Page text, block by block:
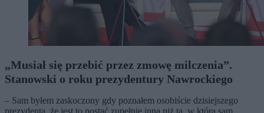
„Musiał się przebić przez zmowę milczenia”.
Stanowski o roku prezydentury Nawrockiego
– Sam byłem zaskoczony gdy poznałem osobiście dzisiejszego
prezydenta, że jest to postać zupełnie inna niż ta, w którą sam